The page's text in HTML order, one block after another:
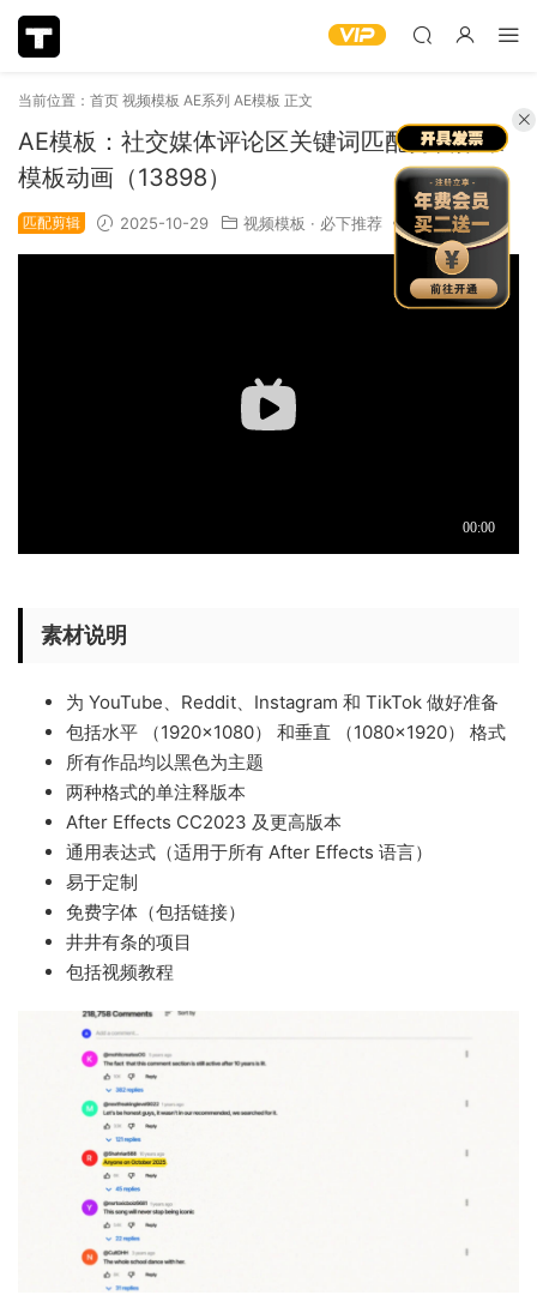
当前位置： 首页 视频模板 AE系列 AE模板 正文
AE模板：社交媒体评论区关键词匹配剪辑效果
模板动画（13898）
匹配剪辑 2025-10-29 视频模板 · 必下推荐 825
素材说明
为 YouTube、Reddit、Instagram 和 TikTok 做好准备
包括水平 （1920×1080） 和垂直 （1080×1920） 格式
所有作品均以黑色为主题
两种格式的单注释版本
After Effects CC2023 及更高版本
通用表达式（适用于所有 After Effects 语言）
易于定制
免费字体（包括链接）
井井有条的项目
包括视频教程